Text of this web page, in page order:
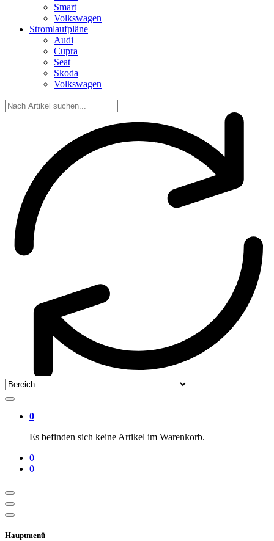
Smart
Volkswagen
Stromlaufpläne
Audi
Cupra
Seat
Skoda
Volkswagen
0
Es befinden sich keine Artikel im Warenkorb.
0
0
Hauptmenü